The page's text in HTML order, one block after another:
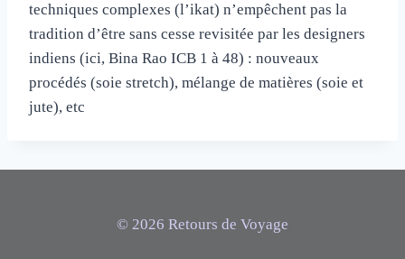
techniques complexes (l’ikat) n’empêchent pas la
tradition d’être sans cesse revisitée par les designers
indiens (ici, Bina Rao ICB 1 à 48) : nouveaux
procédés (soie stretch), mélange de matières (soie et
jute), etc
© 2026 Retours de Voyage